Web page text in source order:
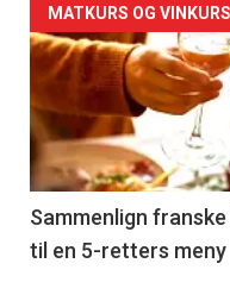
Forsiden
akkurat
nå
-
5
MATKURS OG VINKURS
Sammenlign
til en 5-retters meny